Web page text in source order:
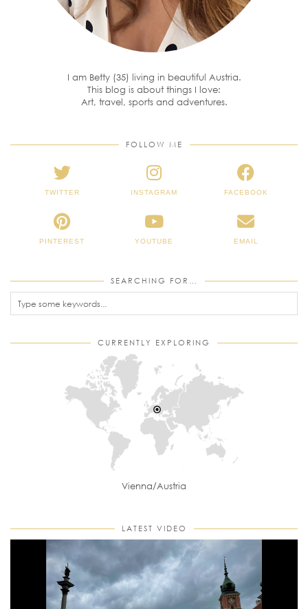
I am Betty (35) living in beautiful Austria.
This blog is about things I love:
Art, travel, sports and adventures.
FOLLOW ME
TWITTER INSTAGRAM FACEBOOK
PINTEREST YOUTUBE EMAIL
SEARCHING FOR…
CURRENTLY EXPLORING
Vienna/Austria
LATEST VIDEO